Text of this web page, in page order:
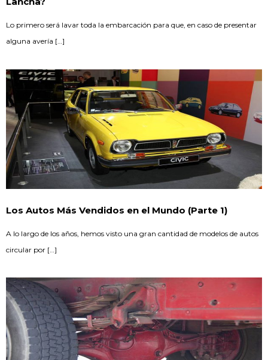
Lo primero será lavar toda la embarcación para que, en caso de presentar
alguna avería […]
Los Autos Más Vendidos en el Mundo (Parte 1)
A lo largo de los años, hemos visto una gran cantidad de modelos de autos
circular por […]